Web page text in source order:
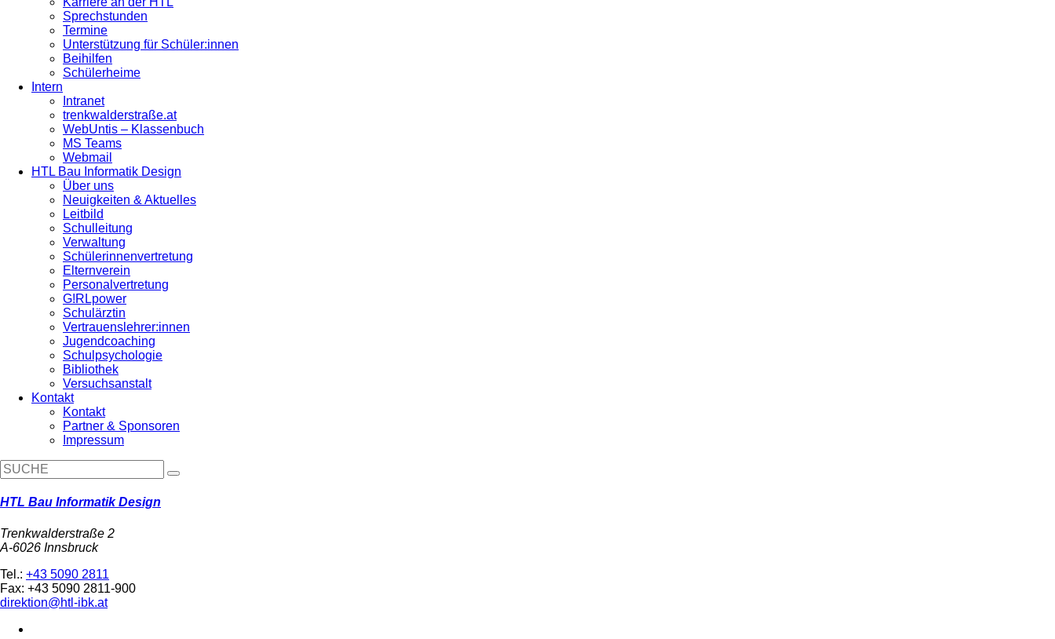
Sprechstunden
Termine
Unterstützung für Schüler:innen
Beihilfen
Schülerheime
Intern
Intranet
trenkwalderstraße.at
WebUntis – Klassenbuch
MS Teams
Webmail
HTL Bau Informatik Design
Über uns
Neuigkeiten & Aktuelles
Leitbild
Schulleitung
Verwaltung
Schülerinnenvertretung
Elternverein
Personalvertretung
G!RLpower
Schulärztin
Vertrauenslehrer:innen
Jugendcoaching
Schulpsychologie
Bibliothek
Versuchsanstalt
Kontakt
Kontakt
Partner & Sponsoren
Impressum
HTL Bau Informatik Design
Trenkwalderstraße 2
A-6026 Innsbruck
Tel.: +43 5090 2811
Fax: +43 5090 2811-900
direktion@htl-ibk.at